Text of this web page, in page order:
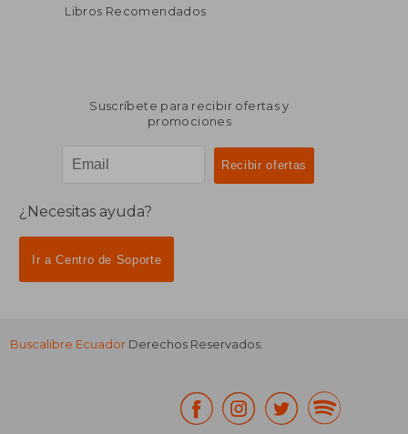
Libros Recomendados
Suscríbete para recibir ofertas y
promociones
¿Necesitas ayuda?
Ir a Centro de Soporte
Buscalibre Ecuador Derechos Reservados.